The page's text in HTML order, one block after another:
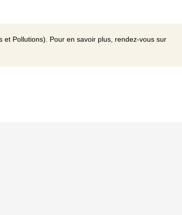
Pollutions). Pour en savoir plus, rendez-vous sur